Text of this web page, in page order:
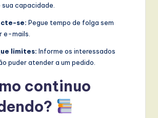
capacidade.
se: Pegue tempo de folga sem
e-mails.
limites: Informe os interessados
puder atender a um pedido.
continuo